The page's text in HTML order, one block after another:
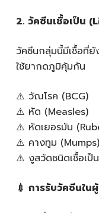
2️. วัคซีนเชื้อเป็น
วัคซีนกลุ่มนี้มีเชื้อที่ยั
ใช้ยากดภูมิคุ้มกัน
⚠️ วัณโรค (BCG)
⚠️ หัด (Measles)
⚠️ หัดเยอรมัน
⚠️ คางทูม (Mumps)
⚠️ งูสวัดชนิดเชื้อเป็
💉 การรับวัคซีนใน